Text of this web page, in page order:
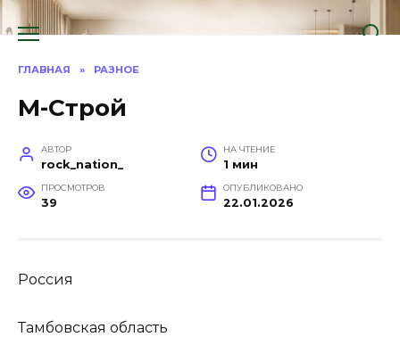
Перейти
к
ГЛАВНАЯ » РАЗНОЕ
М-Строй
АВТОР
rock_nation_
НА ЧТЕНИЕ
1 мин
ПРОСМОТРОВ
39
ОПУБЛИКОВАНО
22.01.2026
Россия
Тамбовская область